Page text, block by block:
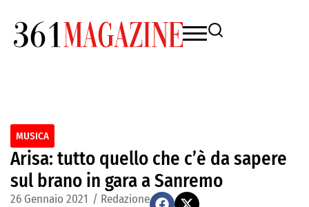
MUSICA
Arisa: tutto quello che c’è da sapere
sul brano in gara a Sanremo
26 Gennaio 2021 / Redazione